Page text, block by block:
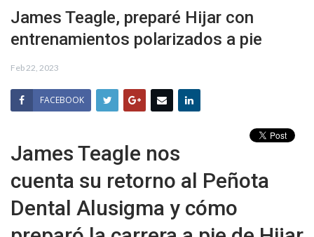
James Teagle, preparé Hijar con
entrenamientos polarizados a pie
Feb 22, 2023
FACEBOOK
James Teagle nos
cuenta su retorno al Peñota
Dental Alusigma y cómo